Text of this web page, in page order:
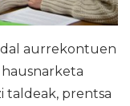
aurrekontuen
taldeak, prentsa